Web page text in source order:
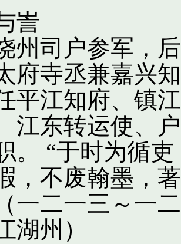
訔
州司户参军，
府寺丞兼嘉兴
平江知府、镇
江东转运使、
。 “于时为循
，不废翰墨，
一二一三～一
湖州）